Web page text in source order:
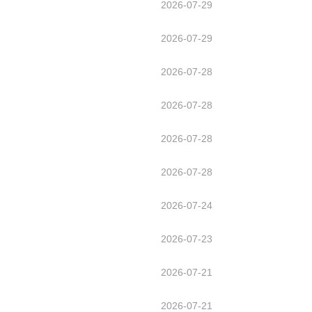
2026-07-29
2026-07-29
2026-07-28
2026-07-28
2026-07-28
2026-07-28
2026-07-24
2026-07-23
2026-07-21
2026-07-21